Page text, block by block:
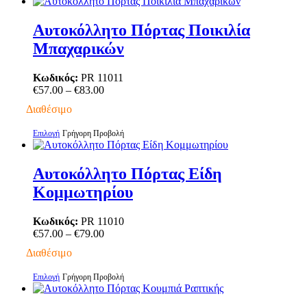
του
προϊόντος
πολλαπλές
παραλλαγές.
επιλογές
μπορούν
επιλεγούν
σελίδα
του
Αυτοκόλλητο Πόρτας Ποικιλία
Μπαχαρικών
Κωδικός: PR 11011
€57.00 – €83.00Price
€83.00
Διαθέσιμο
Επιλογή Αυτό
το
πολλαπλές
παραλλαγές.
επιλογές
μπορούν
επιλεγούν
σελίδα
του
Γρήγορη Προβολή
Αυτοκόλλητο Πόρτας Είδη
Κομμωτηρίου
Κωδικός: PR 11010
€57.00 – €79.00Price
€79.00
Διαθέσιμο
Επιλογή Αυτό
το
Γρήγορη Προβολή